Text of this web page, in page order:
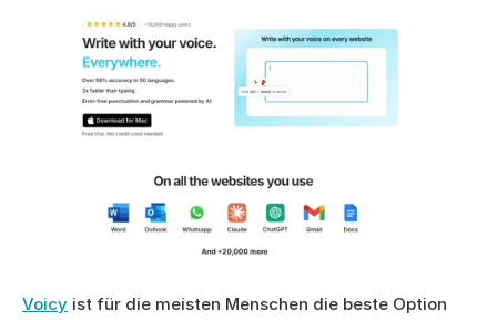
Voicy ist für die meisten Menschen die beste Option